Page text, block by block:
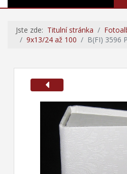
Jste zde: Titulní stránka
9x13/24 až 100
B(FI) 3596